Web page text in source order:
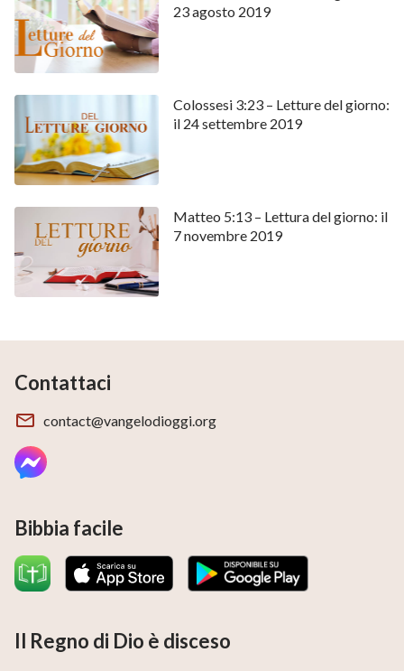
23 agosto 2019
Colossesi 3:23 – Letture del giorno:
il 24 settembre 2019
Matteo 5:13 – Lettura del giorno: il
7 novembre 2019
Contattaci
contact@vangelodioggi.org
Bibbia facile
Il Regno di Dio è disceso